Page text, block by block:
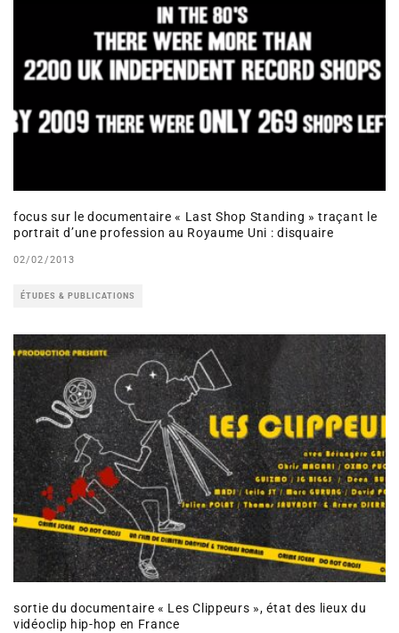
focus sur le documentaire « Last Shop Standing » traçant le
portrait d’une profession au Royaume Uni : disquaire
02/02/2013
ÉTUDES & PUBLICATIONS
sortie du documentaire « Les Clippeurs », état des lieux du
vidéoclip hip-hop en France